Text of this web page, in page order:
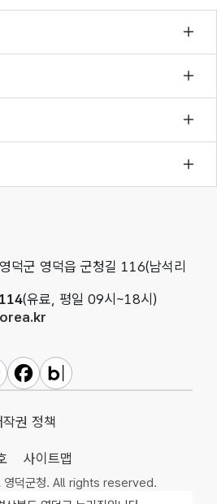
덕군 영덕읍 군청길 116(남석리
(유료, 평일 09시~18시)
군카카오채널
영덕군페이스북
영덕군블로그
작권 정책
사이트맵
덕군청. All rights reserved.